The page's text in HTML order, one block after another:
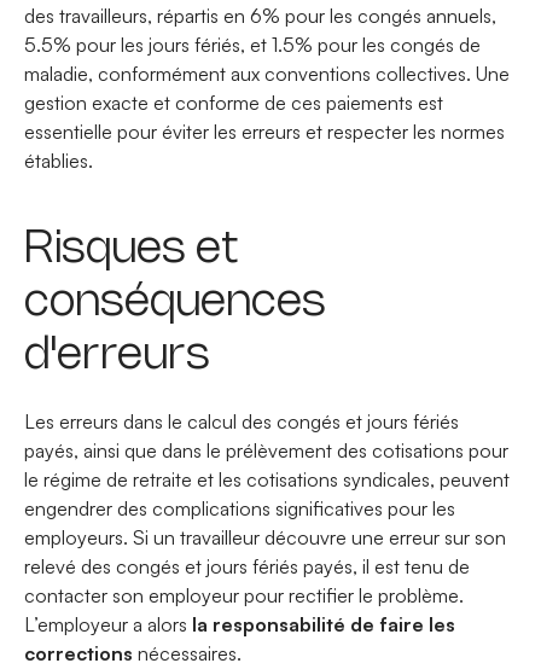
des travailleurs, répartis en 6% pour les congés annuels,
5.5% pour les jours fériés, et 1.5% pour les congés de
maladie, conformément aux conventions collectives. Une
gestion exacte et conforme de ces paiements est
essentielle pour éviter les erreurs et respecter les normes
établies.
Risques et
conséquences
d'erreurs
Les erreurs dans le calcul des congés et jours fériés
payés, ainsi que dans le prélèvement des cotisations pour
le régime de retraite et les cotisations syndicales, peuvent
engendrer des complications significatives pour les
employeurs. Si un travailleur découvre une erreur sur son
relevé des congés et jours fériés payés, il est tenu de
contacter son employeur pour rectifier le problème.
L’employeur a alors la responsabilité de faire les
corrections nécessaires.